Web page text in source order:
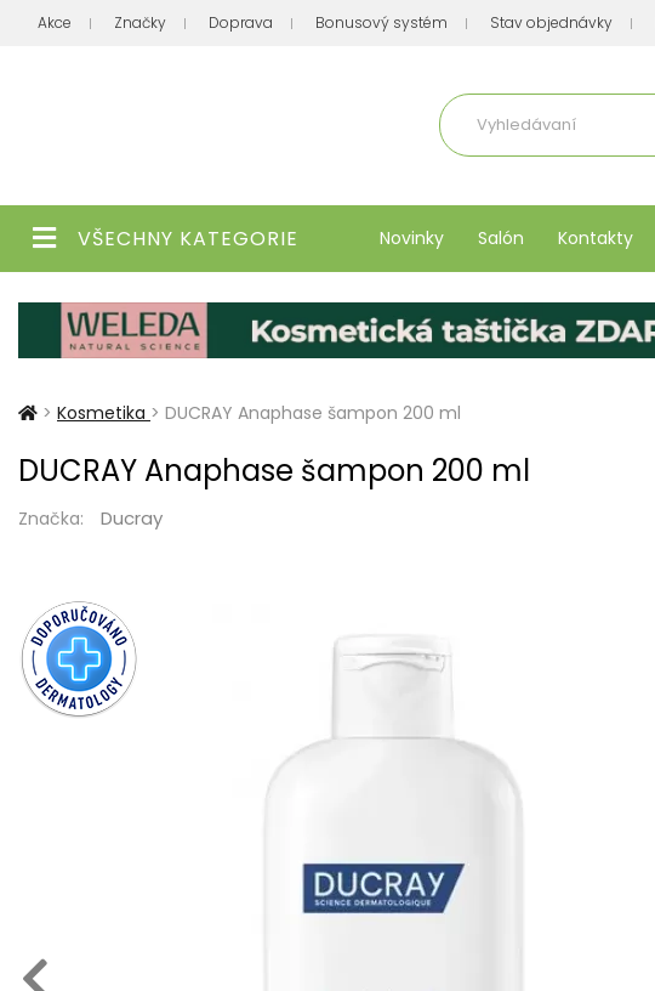
Akce Značky Doprava Bonusový systém Stav objednávky
VŠECHNY KATEGORIE Novinky Salón Kontakty
> Kosmetika > DUCRAY Anaphase šampon 200 ml
DUCRAY Anaphase šampon 200 ml
Značka: Ducray